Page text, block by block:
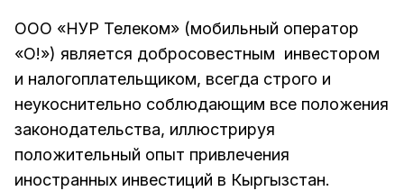
ООО «НУР Телеком» (мобильный оператор
«О!») является добросовестным инвестором
и налогоплательщиком, всегда строго и
неукоснительно соблюдающим все положения
законодательства, иллюстрируя
положительный опыт привлечения
иностранных инвестиций в Кыргызстан.